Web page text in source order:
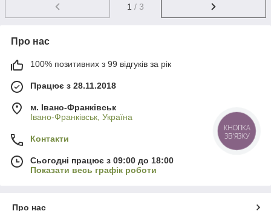
1 / 3
Про нас
100% позитивних з 99 відгуків за рік
Працює з 28.11.2018
м. Івано-Франківськ
Івано-Франківськ, Україна
Контакти
Сьогодні працює з 09:00 до 18:00
Показати весь графік роботи
Про нас
КНОПКА
ЗВ'ЯЗКУ